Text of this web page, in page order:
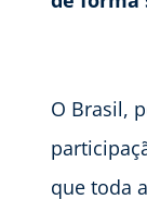
O Brasil,
que toda